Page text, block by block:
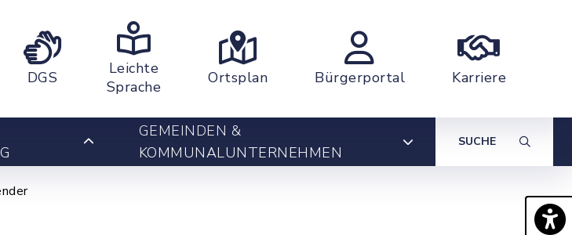
DGS
Leichte
Sprache
Ortsplan Bürgerportal Karriere
GEMEINDEN &
KOMMUNALUNTERNEHMEN
SUCHE